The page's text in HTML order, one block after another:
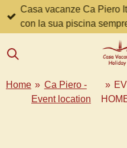
Zum
Hauptinhalt
Casa vacanze Ca Piero
con la sua piscina
Home » Ca Piero -
Event location
»